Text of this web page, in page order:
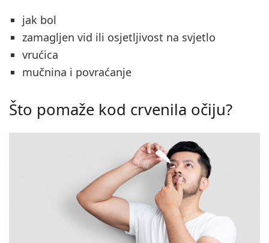
jak bol
zamagljen vid ili osjetljivost na svjetlo
vrućica
mučnina i povraćanje
Što pomaže kod crvenila očiju?